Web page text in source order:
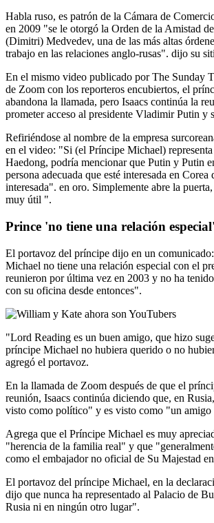
Habla ruso, es patrón de la Cámara de
en 2009 "se le otorgó la Orden de la Amistad
(Dimitri) Medvedev, una de las más altas
trabajo en las relaciones anglo-rusas". dijo su
En el mismo video publicado por The Sunday
de Zoom con los reporteros encubiertos, el
abandona la llamada, pero Isaacs continúa la
prometer acceso al presidente Vladimir Putin y
Refiriéndose al nombre de la empresa
en el video: "Si (el Príncipe Michael) representa
Haedong, podría mencionar que Putin y Putin
persona adecuada que esté interesada en Corea
interesada". en oro. Simplemente abre la
muy útil ".
Prince 'no tiene una relación
El portavoz del príncipe dijo en un
Michael no tiene una relación especial con el
reunieron por última vez en 2003 y no ha
con su oficina desde entonces".
"Lord Reading es un buen amigo, que hizo
príncipe Michael no hubiera querido o no
agregó el portavoz.
En la llamada de Zoom después de que el
reunión, Isaacs continúa diciendo que, en
visto como político" y es visto como "un amigo
Agrega que el Príncipe Michael es muy
"herencia de la familia real" y que
como el embajador no oficial de Su Majestad
El portavoz del príncipe Michael, en la
dijo que nunca ha representado al Palacio de
Rusia ni en ningún otro lugar".